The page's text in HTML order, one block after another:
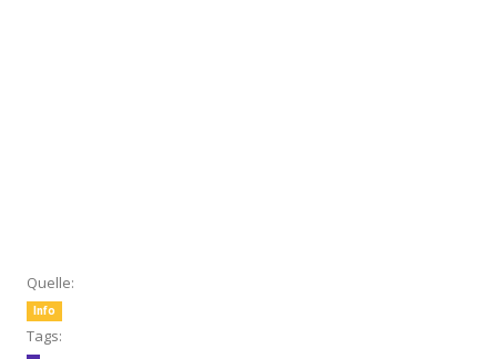
Quelle:
Info
Tags: